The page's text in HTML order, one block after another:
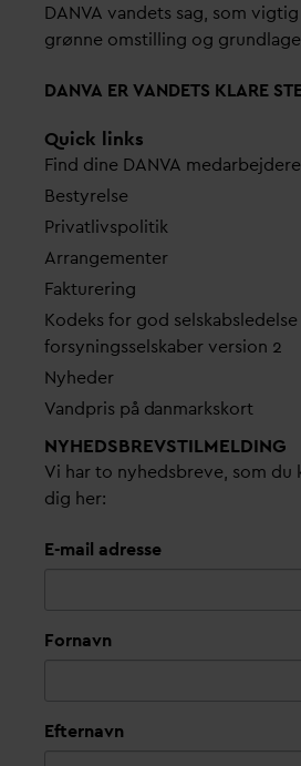
DANVA vandets sag, som
grønne omstilling og
DANVA ERVANDETS KLARE
Quick links
Find dine DANVA medarbejdere
Bestyrelse
Privatlivspolitik
Arrangementer
Fakturering
Kodeks for god
forsyningsselskaber version 2
Nyheder
Vandpris på danmarkskort
NYHEDSBREVS­TILMELDING
Vi har to nyhedsbreve, som du
dig her:
E-mail adresse
Fornavn
Efternavn